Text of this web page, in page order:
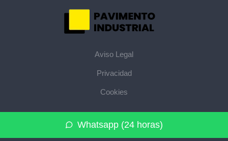
Whatsapp (24 horas)
Aviso Legal
Privacidad
Cookies
© 2026 pavimentoindustrial.pro · La web de pavimentos
industriales de su provincia · Mapa del sitio